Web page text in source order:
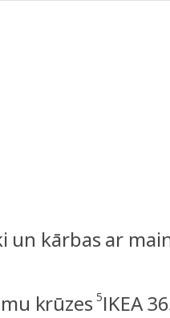
un kārbas ar
krūzes 5IKEA